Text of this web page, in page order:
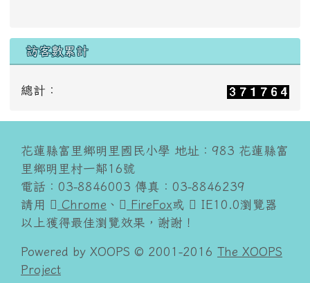
訪客數累計
總計：
花蓮縣富里鄉明里國民小學 地址：983 花蓮縣富
里鄉明里村一鄰16號
電話：03-8846003 傳真：03-8846239
請用
Chrome 、 FireFox或
IE10.0瀏覽器
以上獲得最佳瀏覽效果，謝謝！
Powered by XOOPS © 2001-2016 The XOOPS
Project